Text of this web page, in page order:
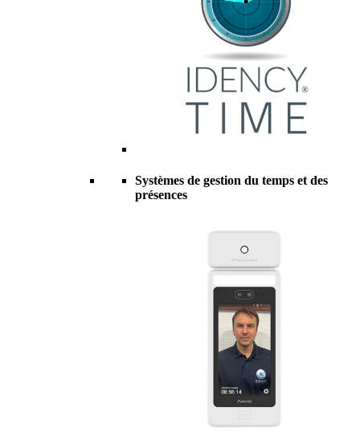
Systèmes de gestion du temps et des
présences